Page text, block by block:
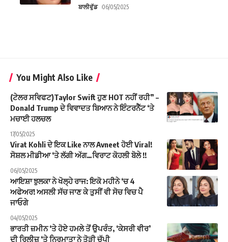
ਬਾਲੀਵੁੱਡ 06/05/2025
You Might Also Like
(ਟੇਲਰ ਸਵਿਫਟ)Taylor Swift ਹੁਣ HOT ਨਹੀਂ ਰਹੀ” –
Donald Trump ਦੇ ਵਿਵਾਦਤ ਬਿਆਨ ਨੇ ਇੰਟਰਨੈੱਟ ‘ਤੇ
ਮਚਾਈ ਹਲਚਲ
17/05/2025
Virat Kohli ਦੇ ਇਕ Like ਨਾਲ Avneet ਹੋਈ Viral!
ਸੋਸ਼ਲ ਮੀਡੀਆ ‘ਤੇ ਲੱਗੀ ਅੱਗ…ਵਿਰਾਟ ਕੋਹਲੀ ਬੋਲੇ !!
06/05/2025
ਆਇਸ਼ਾ ਝੁਲਕਾ ਨੇ ਖੋਲ੍ਹੇ ਰਾਜ: ਇਕੋ ਮਹੀਨੇ ‘ਚ 4
ਅਫੇਅਰ! ਅਸਲੀ ਸੱਚ ਜਾਣ ਕੇ ਤੁਸੀਂ ਵੀ ਸੋਚ ਵਿਚ ਪੈ
ਜਾਓਗੇ
04/05/2025
ਭਾਰਤੀ ਜ਼ਮੀਨ ‘ਤੇ ਹੋਏ ਹਮਲੇ ਤੋਂ ਉਪਰੰਤ, ‘ਕੇਸਰੀ ਵੀਰ’
ਦੀ ਰਿਲੀਜ਼ ‘ਤੇ ਨਿਰਮਾਤਾ ਨੇ ਤੋੜੀ ਚੁੱਪੀ